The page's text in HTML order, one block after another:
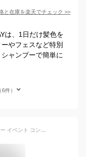
と在庫を楽天でチェック >>
は、1日だけ髪色を
やフェスなど特別
ャンプーで簡単に
件）
即納 1day ヘア カラー 推し色 推しカラー イベント コンサート ハデ髪 カラーワックス 10g 1日だけ 使い切りタイプ すぐに 洗い流せる ヘアカラー おし色 1日だけ ワンデー 派手髪 ハロウィン コスプレ メンズ レディース 白髪隠し【メール便】